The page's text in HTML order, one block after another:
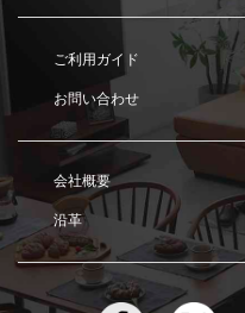
ご利用ガイド
お問い合わせ
会社概要
沿革